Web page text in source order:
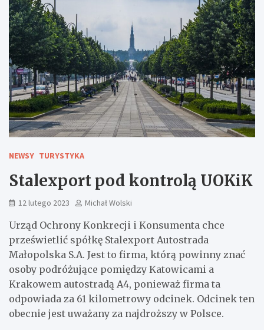
NEWSY TURYSTYKA
Stalexport pod kontrolą UOKiK
12 lutego 2023 Michał Wolski
Urząd Ochrony Konkrecji i Konsumenta chce
prześwietlić spółkę Stalexport Autostrada
Małopolska S.A. Jest to firma, którą powinny znać
osoby podróżujące pomiędzy Katowicami a
Krakowem autostradą A4, ponieważ firma ta
odpowiada za 61 kilometrowy odcinek. Odcinek ten
obecnie jest uważany za najdroższy w Polsce.